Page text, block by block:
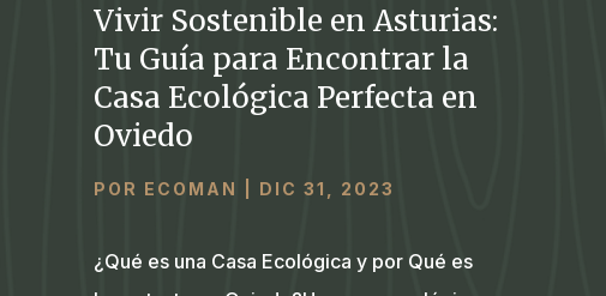
Vivir Sostenible en Asturias:
Tu Guía para Encontrar la
Casa Ecológica Perfecta en
Oviedo
POR ECOMAN DIC 31, 2023
¿Qué es una Casa Ecológica y por Qué es